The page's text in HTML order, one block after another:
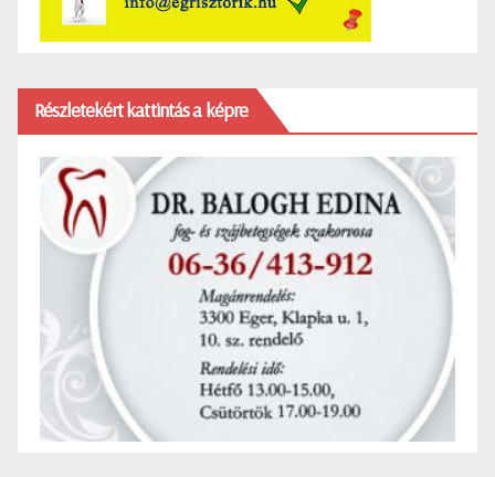
Részletekért kattintás a képre